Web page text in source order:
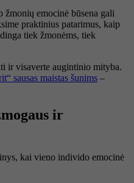
žmonių emocinė būsena gali
praktinius patarimus, kaip
tiek žmonėms, tiek
ir visaverte augintinio mityba.
sausas maistas šunims –
ir
kai vieno individo emocinė